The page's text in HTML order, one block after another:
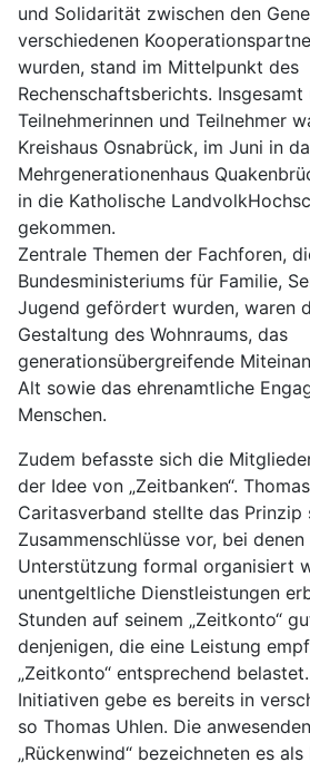
und Solidarität zwischen den
verschiedenen
wurden, stand im Mittelpunkt des
Rechenschaftsberichts.
Teilnehmerinnen und Teilnehmer
Kreishaus Osnabrück, im Juni in
Mehrgenerationenhaus
in die Katholische
gekommen.
Zentrale Themen der Fachforen,
Bundesministeriums für Familie,
Jugend gefördert wurden, waren
Gestaltung des Wohnraums, das
generationsübergreifende
Alt sowie das ehrenamtliche
Menschen.
Zudem befasste sich die
der Idee von „Zeitbanken“.
Caritasverband stellte das Prinzip
Zusammenschlüsse vor, bei
Unterstützung formal organisiert
unentgeltliche Dienstleistungen
Stunden auf seinem „Zeitkonto“
denjenigen, die eine Leistung
„Zeitkonto“ entsprechend
Initiativen gebe es bereits in
so Thomas Uhlen. Die
„Rückenwind“ bezeichneten es